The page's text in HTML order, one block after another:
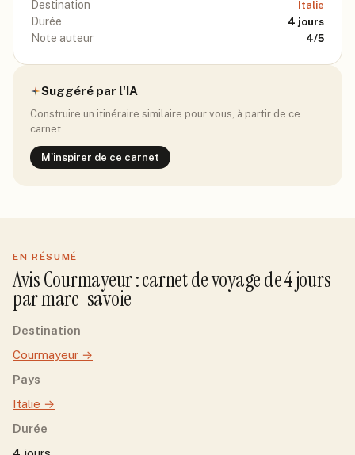
Destination Italie
Durée 4 jours
Note auteur 4/5
Suggéré par l'IA
Construire un itinéraire similaire pour vous, à partir de ce
carnet.
M'inspirer de ce carnet
EN RÉSUMÉ
AvisCourmayeur: carnet de voyage de4jours
parmarc-savoie
Destination
Courmayeur →
Pays
Italie →
Durée